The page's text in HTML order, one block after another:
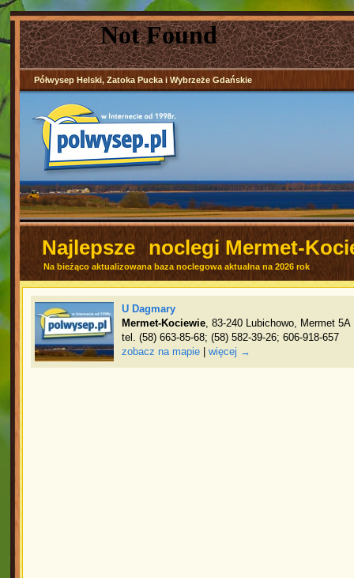
Półwysep Helski, Zatoka Pucka i Wybrzeże Gdańskie
Najlepsze noclegi Mermet-
Na bieżąco aktualizowana baza noclegowa aktualna na 2026 rok
U Dagmary
Mermet-Kociewie, 83-240 Lubichowo, Mermet 5A
tel. (58) 663-85-68; (58) 582-39-26; 606-918-657
zobacz na mapie| więcej →